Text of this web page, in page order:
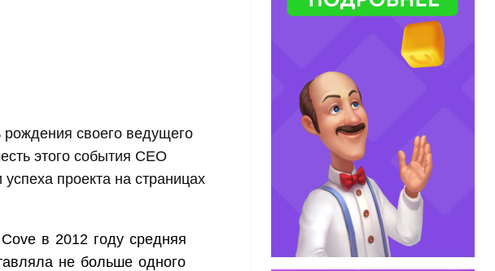
своего ведущего
этого события CEO
проекта на страницах
в 2012 году средняя
не больше одного